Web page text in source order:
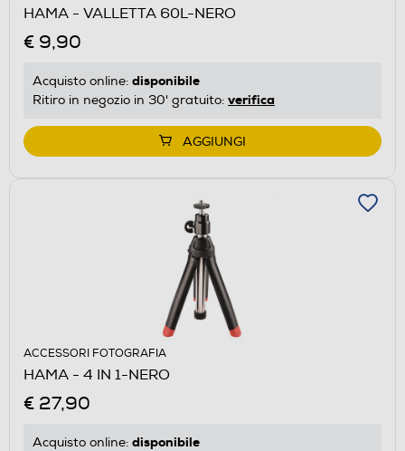
HAMA - VALLETTA 60L-NERO
€ 9,90
Acquisto online: disponibile
Ritiro in negozio in 30' gratuito: verifica
AGGIUNGI
ACCESSORI FOTOGRAFIA
HAMA - 4 IN 1-NERO
€ 27,90
Acquisto online: disponibile